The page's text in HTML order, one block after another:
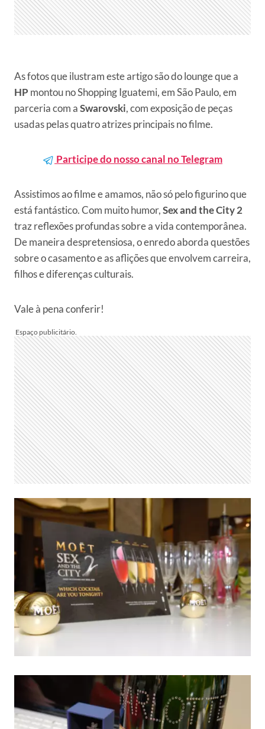
As fotos que ilustram este artigo são do lounge que a
HP montou no Shopping Iguatemi, em São Paulo, em
parceria com aSwarovski, com exposição de peças
usadas pelas quatro atrizes principais no filme.
Participe do nosso canal no Telegram
Assistimos ao filme e amamos, não só pelo figurino que
está fantástico. Com muito humor,Sex and the City 2
traz reflexões profundas sobre a vida contemporânea.
De maneira despretensiosa, o enredo aborda questões
sobre o casamento e as aflições que envolvem carreira,
filhos e diferenças culturais.
Vale à pena conferir!